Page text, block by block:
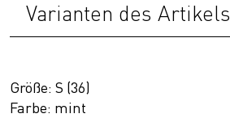
Varianten des Artikels
Größe: S (36)
Farbe: mint